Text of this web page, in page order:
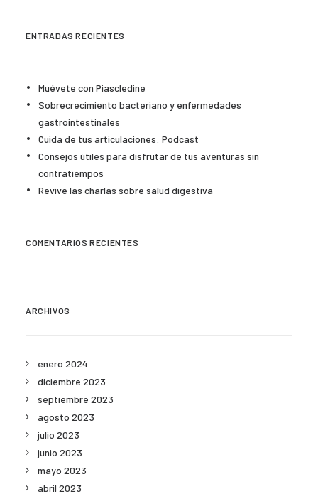
ENTRADAS RECIENTES
Muévete con Piascledine
Sobrecrecimiento bacteriano y enfermedades
gastrointestinales
Cuida de tus articulaciones: Podcast
Consejos útiles para disfrutar de tus aventuras sin
contratiempos
Revive las charlas sobre salud digestiva
COMENTARIOS RECIENTES
ARCHIVOS
enero 2024
diciembre 2023
septiembre 2023
agosto 2023
julio 2023
junio 2023
mayo 2023
abril 2023